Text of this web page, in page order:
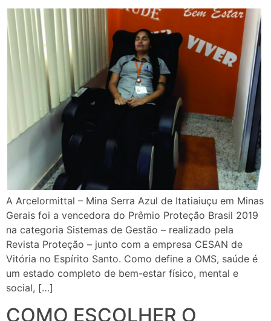
A Arcelormittal – Mina Serra Azul de Itatiaiuçu em Minas
Gerais foi a vencedora do Prêmio Proteção Brasil 2019
na categoria Sistemas de Gestão – realizado pela
Revista Proteção – junto com a empresa CESAN de
Vitória no Espírito Santo. Como define a OMS, saúde é
um estado completo de bem-estar físico, mental e
social, […]
COMO ESCOLHER O